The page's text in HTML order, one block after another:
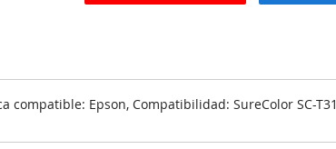
compatible: Epson, Compatibilidad: SureColor SC-